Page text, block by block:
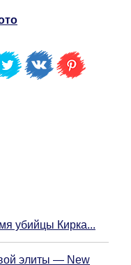
убийцы Кирка...
элиты — New